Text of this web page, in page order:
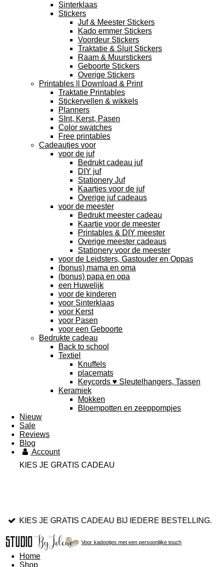
Sinterklaas
Stickers
Juf & Meester Stickers
Kado emmer Stickers
Voordeur Stickers
Traktatie & Sluit Stickers
Raam & Muurstickers
Geboorte Stickers
Overige Stickers
Printables || Download & Print
Traktatie Printables
Stickervellen & wikkels
Planners
SInt, Kerst, Pasen
Color swatches
Free printables
Cadeautjes voor
voor de juf
Bedrukt cadeau juf
DIY juf
Stationery Juf
Kaartjes voor de juf
Overige juf cadeaus
voor de meester
Bedrukt meester cadeau
Kaartje voor de meester
Printables & DIY meester
Overige meester cadeaus
Stationery voor de meester
voor de Leidsters, Gastouder en Oppas
(bonus) mama en oma
(bonus) papa en opa
een Huwelijk
voor de kinderen
voor Sinterklaas
voor Kerst
voor Pasen
voor een Geboorte
Bedrukte cadeau
Back to school
Textiel
Knuffels
placemats
Keycords ♥ Sleutelhangers, Tassen
Keramiek
Mokken
Bloempotten en zeeppompjes
Nieuw
Sale
Reviews
Blog
Account
KIES JE GRATIS CADEAU
KIES JE GRATIS CADEAU BIJ IEDERE BESTELLING.
Voor kadootjes met een persoonlijke touch
Home
Shop